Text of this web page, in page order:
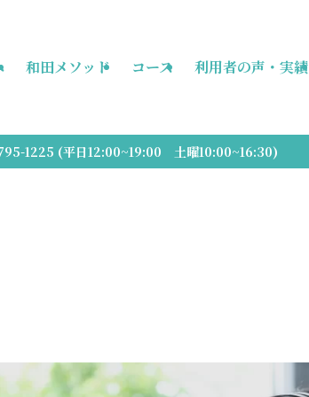
和田メソッド コース 利用者の声・実績
1225 (平日12:00~19:00 土曜10:00~16:30)